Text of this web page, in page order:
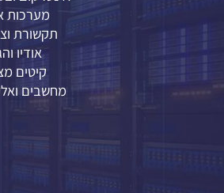
מצלמות
אינטרקום ובקרת
מערכות
תקשורת
אודיו והגברה